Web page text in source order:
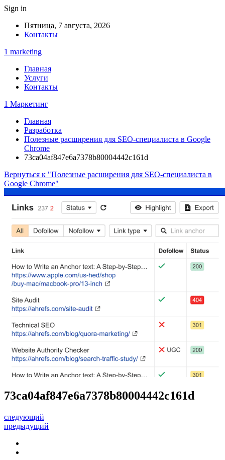
Sign in
Пятница, 7 августа, 2026
Контакты
1 marketing
Главная
Услуги
Контакты
1 Маркетинг
Главная
Разработка
Полезные расширения для SEO-специалиста в Google
Chrome
73ca04af847e6a7378b80004442c161d
Вернуться к "Полезные расширения для SEO-специалиста в
Google Chrome"
73ca04af847e6a7378b80004442c161d
следующий
предыдущий